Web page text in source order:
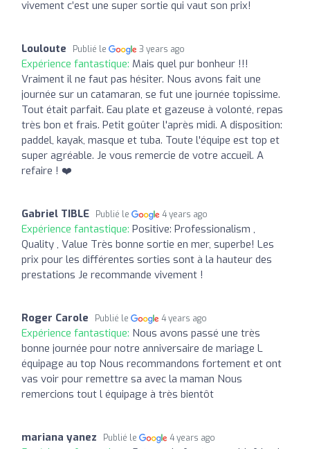
vivement c’est une super sortie qui vaut son prix!
Louloute Publié le 3 years ago
Expérience fantastique: Mais quel pur bonheur !!!
Vraiment il ne faut pas hésiter. Nous avons fait une
journée sur un catamaran, se fut une journée topissime.
Tout était parfait. Eau plate et gazeuse à volonté, repas
très bon et frais. Petit goûter l'après midi. A disposition:
paddel, kayak, masque et tuba. Toute l'équipe est top et
super agréable. Je vous remercie de votre accueil. A
refaire ! ❤️
Gabriel TIBLE Publié le 4 years ago
Expérience fantastique: Positive: Professionalism ,
Quality , Value Très bonne sortie en mer, superbe! Les
prix pour les différentes sorties sont à la hauteur des
prestations Je recommande vivement !
Roger Carole Publié le 4 years ago
Expérience fantastique: Nous avons passé une très
bonne journée pour notre anniversaire de mariage L
équipage au top Nous recommandons fortement et ont
vas voir pour remettre sa avec la maman Nous
remercions tout l équipage à très bientôt
mariana yanez Publié le 4 years ago